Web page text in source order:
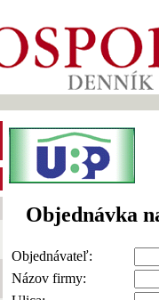
Objednávka
Objednávateľ:
Názov firmy: